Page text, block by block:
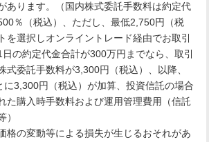
あります。（国内株式委託手数料は約定代
％（税込）、ただし、最低2,750円（税
を選択しオンライントレード経由でお取引
の約定代金合計が300万円までなら、取引
式委託手数料が3,300円（税込）、以降、
3,300円（税込）が加算、投資信託の場合
た購入時手数料および運用管理費用（信託
）
格の変動等による損失が生じるおそれがあ